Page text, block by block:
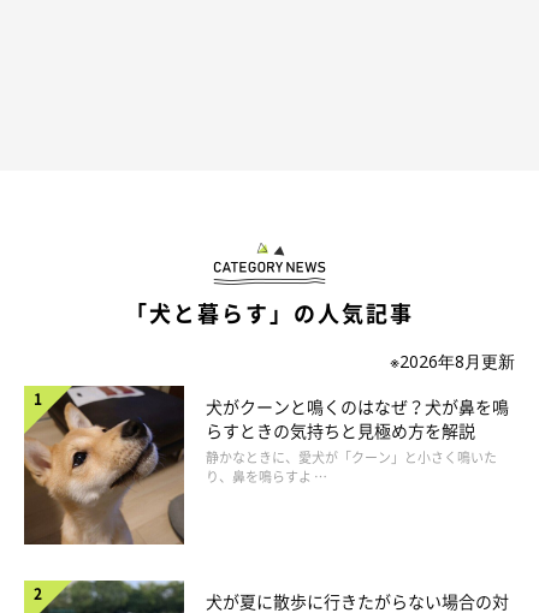
「犬と暮らす」の人気記事
※2026年8月更新
犬がクーンと鳴くのはなぜ？犬が鼻を鳴
らすときの気持ちと見極め方を解説
静かなときに、愛犬が「クーン」と小さく鳴いた
り、鼻を鳴らすよ …
犬が夏に散歩に行きたがらない場合の対